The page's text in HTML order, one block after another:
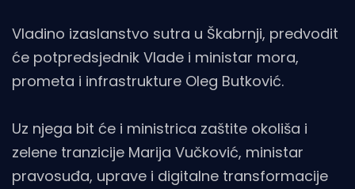
Vladino izaslanstvo sutra u Škabrnji, predvodit
će potpredsjednik Vlade i ministar mora,
prometa i infrastrukture Oleg Butković.
Uz njega bit će i ministrica zaštite okoliša i
zelene tranzicije Marija Vučković, ministar
pravosuđa, uprave i digitalne transformacije